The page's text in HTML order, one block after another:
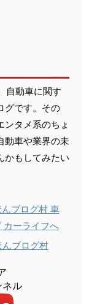
自動車に関す
グです。その
ンタメ系のちょ
動車や業界の未
かもしてみたい
んブログ村
ル